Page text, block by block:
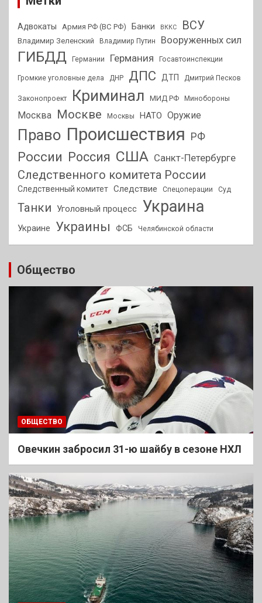
Адвокаты Армия РФ (ВС РФ) Банки ВККС ВСУ
Владимир Зеленский Владимир Путин Вооруженных сил
ГИБДД Германии Германия Госавтоинспекции
Громкие уголовные дела ДНР ДПС ДТП Дмитрий Песков
Законопроект Криминал МИД РФ Минобороны
Москва Москве Москвы НАТО Оружие
Право Происшествия РФ
России Россия США Санкт-Петербурге
Следственного комитета России
Следственный комитет Следствие Спецоперации Суд
Танки Уголовный процесс Украина
Украине Украины ФСБ Челябинской области
Общество
ОБЩЕСТВО
Овечкин забросил 31-ю шайбу в сезоне НХЛ